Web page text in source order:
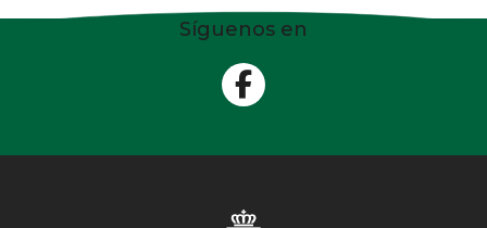
Síguenos en